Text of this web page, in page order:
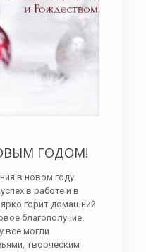
ГОДОМ!
в новом году.
в работе и в
горит домашний
благополучие.
все могли
творческим